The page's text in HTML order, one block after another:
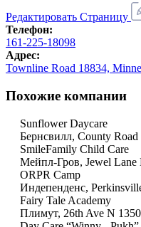
Редактировать Страницу
Телефон:
161-225-18098
Адрес:
Townline Road 18834,
Похожие компании
Sunflower Daycare
Бернсвилл, County Road
SmileFamily Child Care
Мейпл-Гров, Jewel Lane
ORPR Camp
Индепенденс,
Fairy Tale Academy
Плимут, 26th Ave N